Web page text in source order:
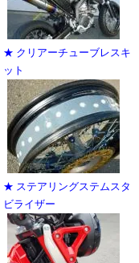
★ クリアーチューブレスキ
ット
★ ステアリングステムスタ
ビライザー